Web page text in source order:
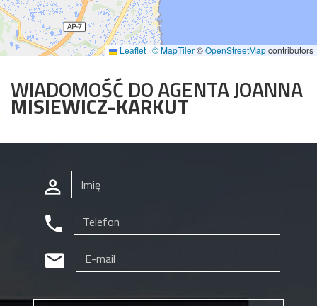
Leaflet | © MapTiler©OpenStreetMapcontributors
WIADOMOŚĆ DO AGENTA JOANNA
MISIEWICZ-KARKUT